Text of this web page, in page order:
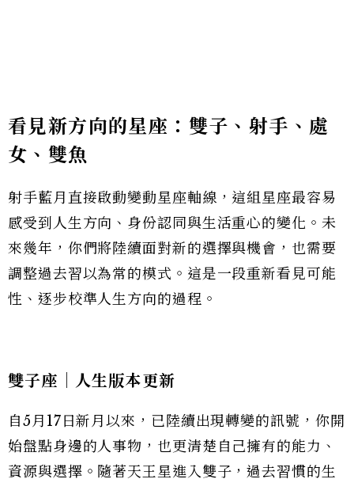
看見新方向的星座：雙子、射手、處
女、雙魚
射手藍月直接啟動變動星座軸線，這組星座最容易
感受到人生方向、身份認同與生活重心的變化。未
來幾年，你們將陸續面對新的選擇與機會，也需要
調整過去習以為常的模式。這是一段重新看見可能
性、逐步校準人生方向的過程。
雙子座｜人生版本更新
自5月17日新月以來，已陸續出現轉變的訊號，你開
始盤點身邊的人事物，也更清楚自己擁有的能力、
資源與選擇。隨著天王星進入雙子，過去習慣的生